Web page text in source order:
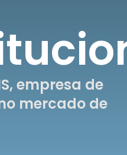
empresa de
mercado de